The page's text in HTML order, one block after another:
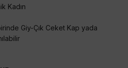
Kadın
Giy-Çık Ceket Kap yada